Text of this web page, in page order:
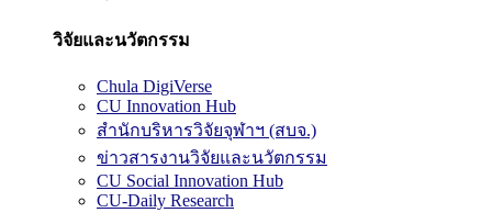
วิจัยและนวัตกรรม
Chula DigiVerse
CU Innovation Hub
สำนักบริหารวิจัยจุฬาฯ (สบจ.)
ข่าวสารงานวิจัยและนวัตกรรม
CU Social Innovation Hub
CU-Daily Research